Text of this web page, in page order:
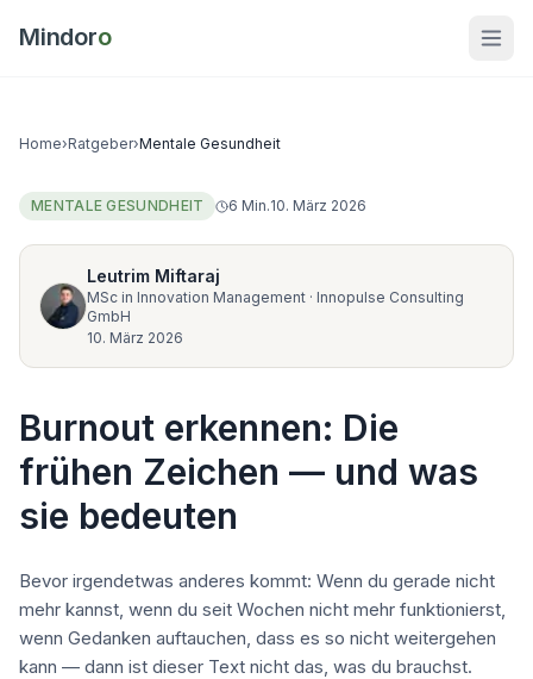
Mindoro
Home›Ratgeber›Mentale Gesundheit
MENTALE GESUNDHEIT 6 Min.10. März 2026
Leutrim Miftaraj
MSc in Innovation Management · Innopulse Consulting
GmbH
10. März 2026
Burnout erkennen: Die
frühen Zeichen — und was
sie bedeuten
Bevor irgendetwas anderes kommt: Wenn du gerade nicht
mehr kannst, wenn du seit Wochen nicht mehr funktionierst,
wenn Gedanken auftauchen, dass es so nicht weitergehen
kann — dann ist dieser Text nicht das, was du brauchst.